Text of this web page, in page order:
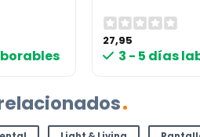
27,95
3 - 5 días